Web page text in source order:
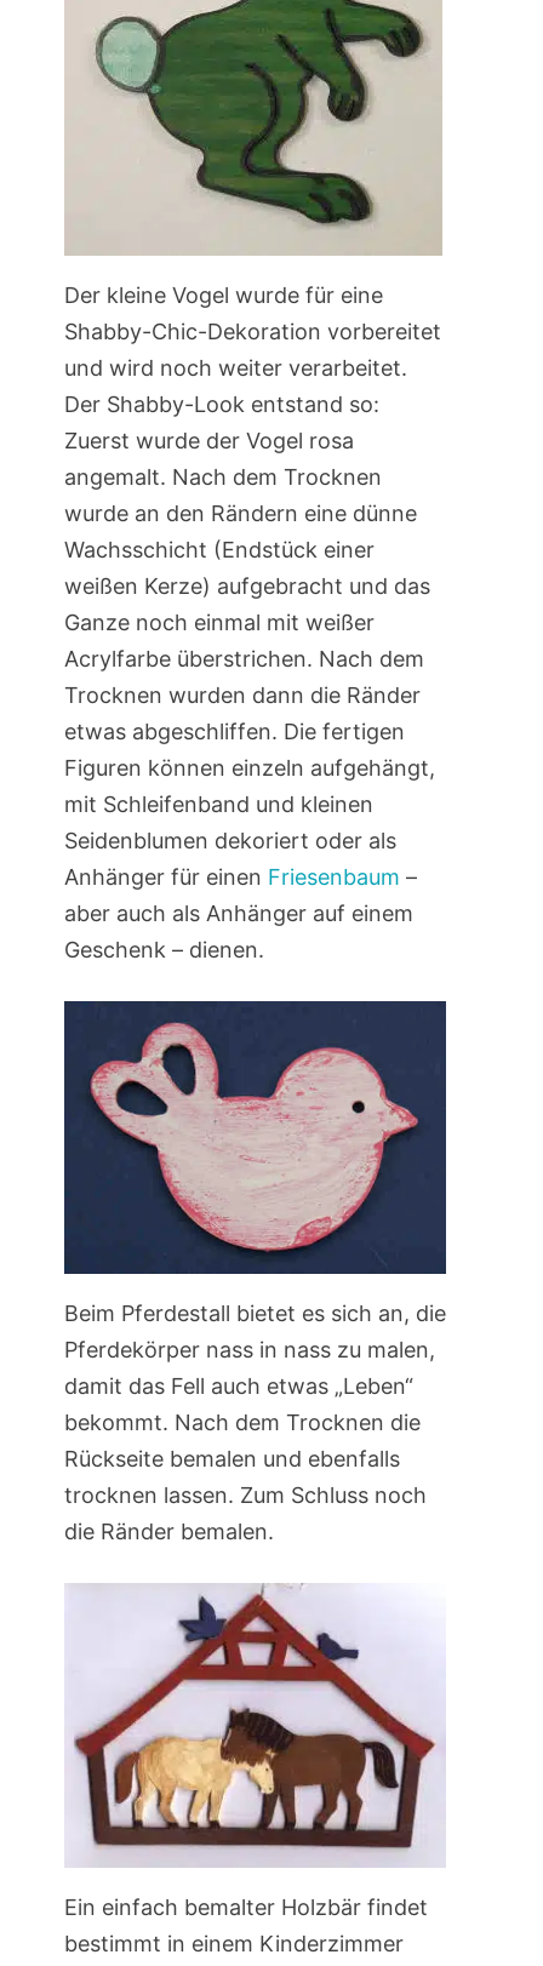
Der kleine Vogel wurde für eine
Shabby-Chic-Dekoration vorbereitet
und wird noch weiter verarbeitet.
Der Shabby-Look entstand so:
Zuerst wurde der Vogel rosa
angemalt. Nach dem Trocknen
wurde an den Rändern eine dünne
Wachsschicht (Endstück einer
weißen Kerze) aufgebracht und das
Ganze noch einmal mit weißer
Acrylfarbe überstrichen. Nach dem
Trocknen wurden dann die Ränder
etwas abgeschliffen. Die fertigen
Figuren können einzeln aufgehängt,
mit Schleifenband und kleinen
Seidenblumen dekoriert oder als
Anhänger für einen Friesenbaum –
aber auch als Anhänger auf einem
Geschenk – dienen.
Beim Pferdestall bietet es sich an, die
Pferdekörper nass in nass zu malen,
damit das Fell auch etwas „Leben“
bekommt. Nach dem Trocknen die
Rückseite bemalen und ebenfalls
trocknen lassen. Zum Schluss noch
die Ränder bemalen.
Ein einfach bemalter Holzbär findet
bestimmt in einem Kinderzimmer